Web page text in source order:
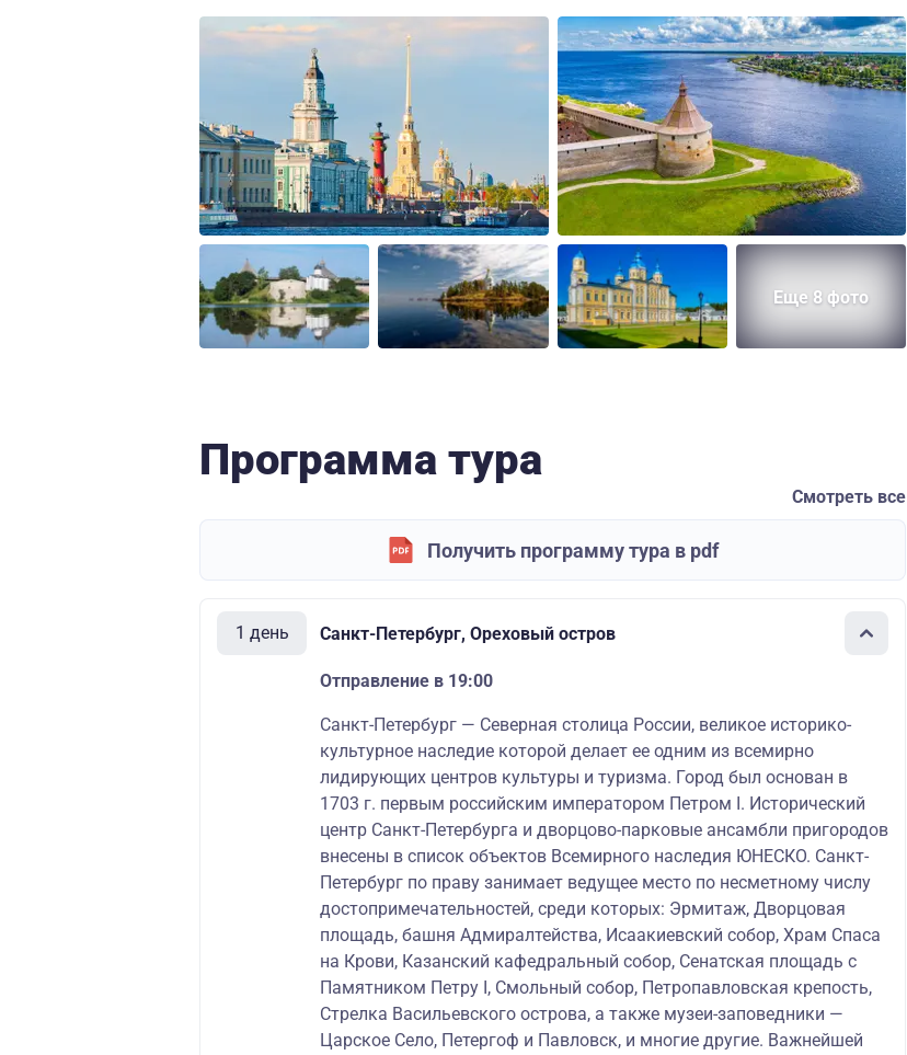
Еще 8 фото
Программа тура
Смотреть все
Получить программу тура в pdf
1 день Санкт-Петербург, Ореховый остров
Отправление в 19:00
Санкт-Петербург — Северная столица России, великое историко-
культурное наследие которой делает ее одним из всемирно
лидирующих центров культуры и туризма. Город был основан в
1703 г. первым российским императором Петром I. Исторический
центр Санкт-Петербурга и дворцово-парковые ансамбли пригородов
внесены в список объектов Всемирного наследия ЮНЕСКО. Санкт-
Петербург по праву занимает ведущее место по несметному числу
достопримечательностей, среди которых: Эрмитаж, Дворцовая
площадь, башня Адмиралтейства, Исаакиевский собор, Храм Спаса
на Крови, Казанский кафедральный собор, Сенатская площадь с
Памятником Петру I, Смольный собор, Петропавловская крепость,
Стрелка Васильевского острова, а также музеи-заповедники —
Царское Село, Петергоф и Павловск, и многие другие. Важнейшей